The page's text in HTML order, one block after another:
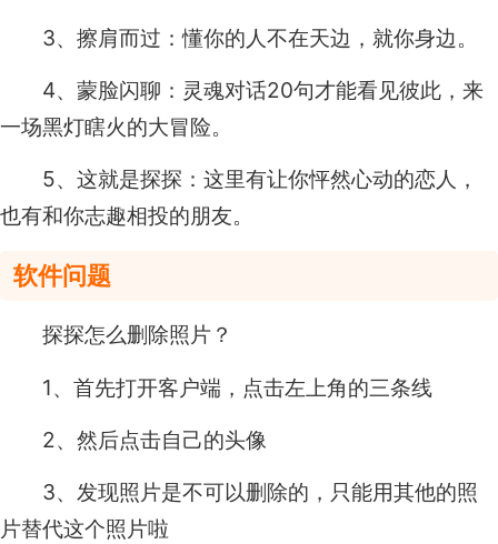
3、擦肩而过：懂你的人不在天边，就你身边。
4、蒙脸闪聊：灵魂对话20句才能看见彼此，来
一场黑灯瞎火的大冒险。
5、这就是探探：这里有让你怦然心动的恋人，
也有和你志趣相投的朋友。
软件问题
探探怎么删除照片？
1、首先打开客户端，点击左上角的三条线
2、然后点击自己的头像
3、发现照片是不可以删除的，只能用其他的照
片替代这个照片啦